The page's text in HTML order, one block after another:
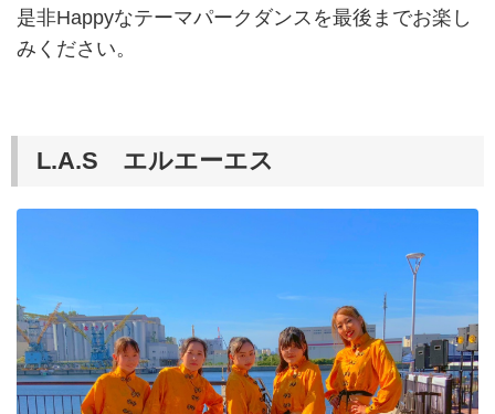
是非Happyなテーマパークダンスを最後までお楽し
みください。
L.A.S エルエーエス